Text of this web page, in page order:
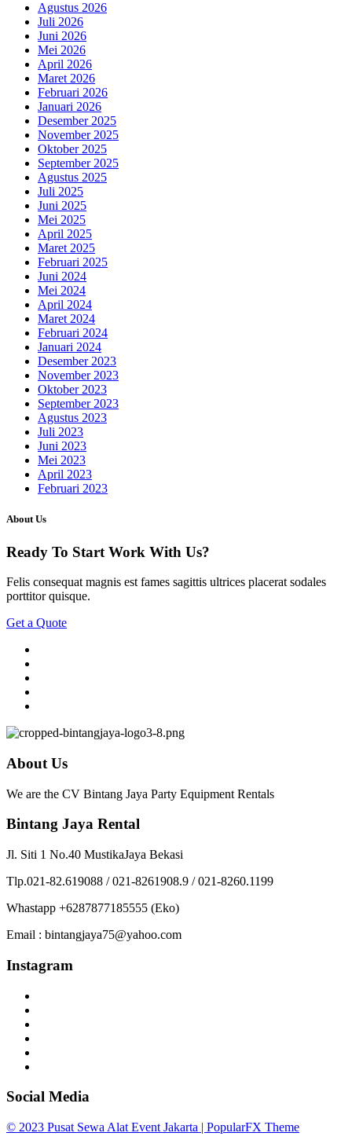
Agustus 2026
Juli 2026
Juni 2026
Mei 2026
April 2026
Maret 2026
Februari 2026
Januari 2026
Desember 2025
November 2025
Oktober 2025
September 2025
Agustus 2025
Juli 2025
Juni 2025
Mei 2025
April 2025
Maret 2025
Februari 2025
Juni 2024
Mei 2024
April 2024
Maret 2024
Februari 2024
Januari 2024
Desember 2023
November 2023
Oktober 2023
September 2023
Agustus 2023
Juli 2023
Juni 2023
Mei 2023
April 2023
Februari 2023
About Us
Ready To Start Work With Us?
Felis consequat magnis est fames sagittis ultrices placerat sodales
porttitor quisque.
Get a Quote
About Us
We are the CV Bintang Jaya Party Equipment Rentals
Bintang Jaya Rental
Jl. Siti 1 No.40 MustikaJaya Bekasi
Tlp.021-82.619088 / 021-8261908.9 / 021-8260.1199
Whastapp +6287877185555 (Eko)
Email : bintangjaya75@yahoo.com
Instagram
Social Media
© 2023 Pusat Sewa Alat Event Jakarta | PopularFX Theme